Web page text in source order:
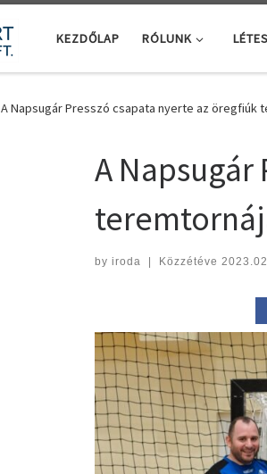
KEZDŐLAP RÓLUNK
A Napsugár Presszó csapata nyerte az öregfiúk
A
by iroda | Közzétéve